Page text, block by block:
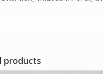
products